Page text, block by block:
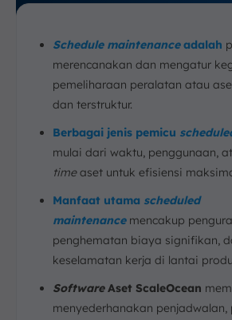
Schedule maintenanceadalah
merencanakan dan mengatur
pemeliharaan peralatan atau
dan terstruktur.
Berbagai jenis pemicu
mulai dari waktu, penggunaan,
timeaset untuk efisiensi
Manfaat utama scheduled
maintenancemencakup
penghematan biaya signifikan,
keselamatan kerja di lantai
SoftwareAset ScaleOcean
menyederhanakan penjadwalan,